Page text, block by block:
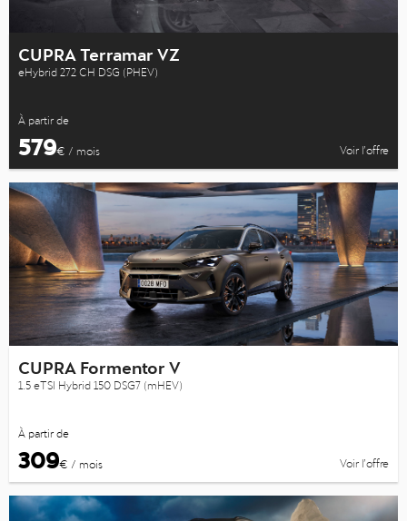
CUPRA Terramar VZ
eHybrid 272 CH DSG (PHEV)
À partir de
579€ / mois Voir l’offre
CUPRA Formentor V
1.5 eTSI Hybrid 150 DSG7 (mHEV)
À partir de
309€ / mois Voir l’offre